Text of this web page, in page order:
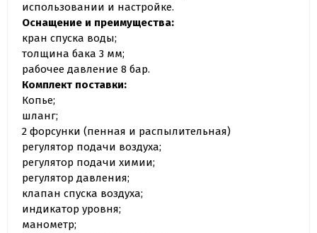
использовании и настройке.
Оснащение и преимущества:
кран спуска воды;
толщина бака 3 мм;
рабочее давление 8 бар.
Комплект поставки:
Копье;
шланг;
2 форсунки (пенная и распылительная)
регулятор подачи воздуха;
регулятор подачи химии;
регулятор давления;
клапан спуска воздуха;
индикатор уровня;
манометр;